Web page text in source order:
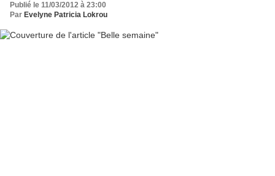
Publié le 11/03/2012 à 23:00
Par Evelyne Patricia Lokrou